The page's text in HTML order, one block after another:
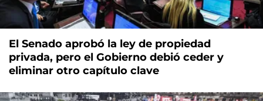
El Senado aprobó la ley de propiedad
privada, pero el Gobierno debió ceder y
eliminar otro capítulo clave